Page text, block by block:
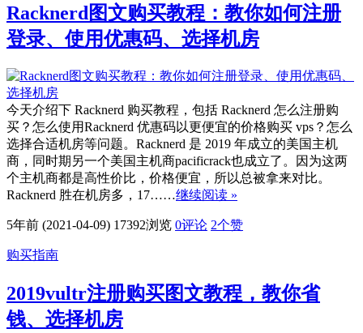
Racknerd图文购买教程：教你如何注册
登录、使用优惠码、选择机房
今天介绍下 Racknerd 购买教程，包括 Racknerd 怎么注册购
买？怎么使用Racknerd 优惠码以更便宜的价格购买 vps？怎么
选择合适机房等问题。Racknerd 是 2019 年成立的美国主机
商，同时期另一个美国主机商pacificrack也成立了。因为这两
个主机商都是高性价比，价格便宜，所以总被拿来对比。
Racknerd 胜在机房多，17……继续阅读 »
5年前 (2021-04-09) 17392浏览 0评论 2个赞
购买指南
2019vultr注册购买图文教程，教你省
钱、选择机房